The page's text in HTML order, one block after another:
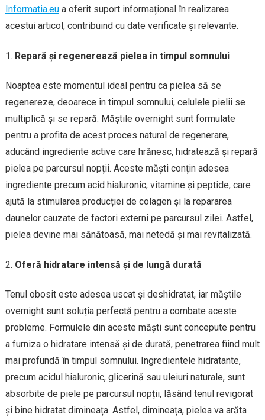
Informatia.eua oferit suport informațional în realizarea
acestui articol, contribuind cu date verificate și relevante.
Repară și regenerează pielea în timpul somnului
Noaptea este momentul ideal pentru ca pielea să se
regenereze, deoarece în timpul somnului, celulele pielii se
multiplică și se repară. Măștile overnight sunt formulate
pentru a profita de acest proces natural de regenerare,
aducând ingrediente active care hrănesc, hidratează și repară
pielea pe parcursul nopții. Aceste măști conțin adesea
ingrediente precum acid hialuronic, vitamine și peptide, care
ajută la stimularea producției de colagen și la repararea
daunelor cauzate de factori externi pe parcursul zilei. Astfel,
pielea devine mai sănătoasă, mai netedă și mai revitalizată.
Oferă hidratare intensă și de lungă durată
Tenul obosit este adesea uscat și deshidratat, iar măștile
overnight sunt soluția perfectă pentru a combate aceste
probleme. Formulele din aceste măști sunt concepute pentru
a furniza o hidratare intensă și de durată, penetrarea fiind mult
mai profundă în timpul somnului. Ingredientele hidratante,
precum acidul hialuronic, glicerină sau uleiuri naturale, sunt
absorbite de piele pe parcursul nopții, lăsând tenul revigorat
și bine hidratat dimineața. Astfel, dimineața, pielea va arăta